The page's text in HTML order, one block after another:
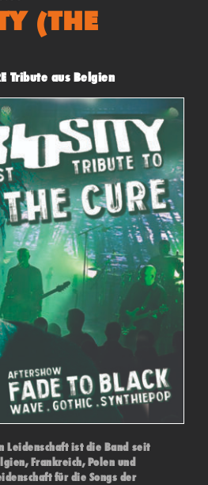
(THE
Tribute aus Belgien
Leidenschaft ist die Band seit
Frankreich, Polen und
für die Songs der